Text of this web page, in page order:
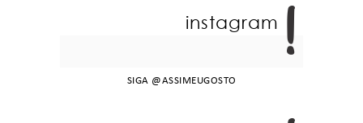
instagram
SIGA @ASSIMEUGOSTO